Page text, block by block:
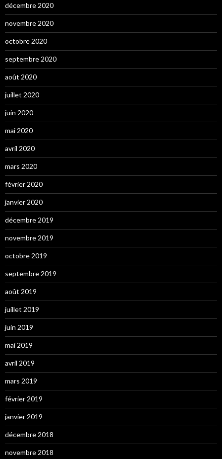
décembre 2020
novembre 2020
octobre 2020
septembre 2020
août 2020
juillet 2020
juin 2020
mai 2020
avril 2020
mars 2020
février 2020
janvier 2020
décembre 2019
novembre 2019
octobre 2019
septembre 2019
août 2019
juillet 2019
juin 2019
mai 2019
avril 2019
mars 2019
février 2019
janvier 2019
décembre 2018
novembre 2018